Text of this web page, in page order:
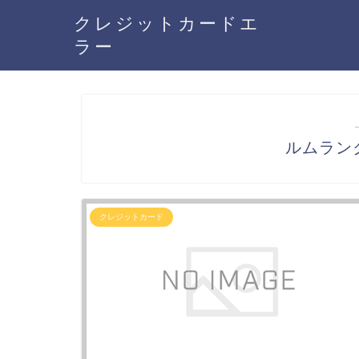
クレジットカードエ
ラー
ルムラン
クレジットカード